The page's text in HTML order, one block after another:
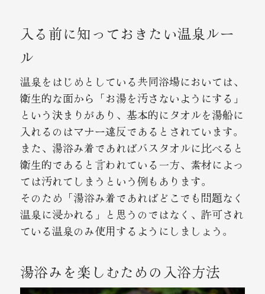
入る前に知っておきたい温泉ルー
ル
温泉をはじめとしている共同浴場においては、
衛生的な面から「お湯を汚さないようにする」
という決まりがあり、基本的にタオルを湯船に
入れるのはマナー違反であるとされています。
また、湯浴み着であればバスタオルに比べると
衛生的であると言われている一方、素材によっ
ては汚れてしまうという例もあります。
そのため「湯浴み着であればどこでも問題なく
温泉に浸かれる」と思うのではなく、許可され
ている温泉のみ使用するようにしましょう。
湯浴みを楽しむための入浴方法